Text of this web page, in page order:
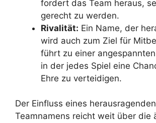
fordert das Team heraus,
gerecht zu werden.
Rivalität: Ein Name, der
wird auch zum Ziel für
führt zu einer
in der jedes Spiel eine
Ehre zu verteidigen.
Der Einfluss eines herausragenden
Teamnamens reicht weit über die